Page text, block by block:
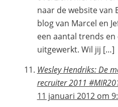
naar de website van
blog van Marcel en
een aantal trends
uitgewerkt. Wil jij […]
Wesley Hendriks: De
recruiter 2011
11 januari 2012 om